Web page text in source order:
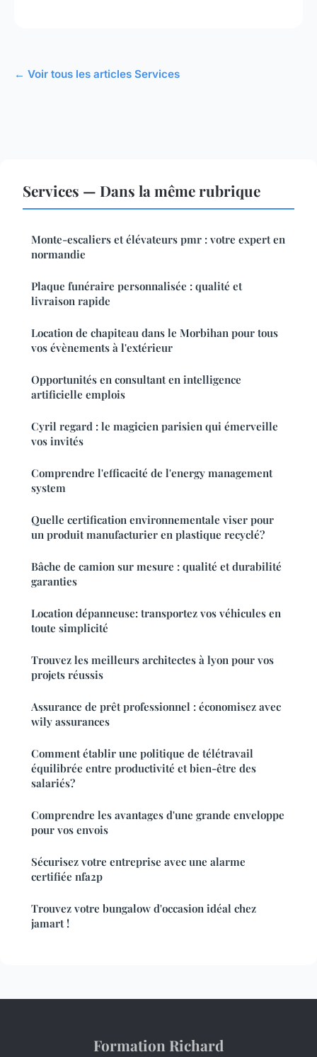
← Voir tous les articles Services
Services — Dans la même rubrique
Monte-escaliers et élévateurs pmr : votre expert en
normandie
Plaque funéraire personnalisée : qualité et
livraison rapide
Location de chapiteau dans le Morbihan pour tous
vos évènements à l'extérieur
Opportunités en consultant en intelligence
artificielle emplois
Cyril regard : le magicien parisien qui émerveille
vos invités
Comprendre l'efficacité de l'energy management
system
Quelle certification environnementale viser pour
un produit manufacturier en plastique recyclé?
Bâche de camion sur mesure : qualité et durabilité
garanties
Location dépanneuse: transportez vos véhicules en
toute simplicité
Trouvez les meilleurs architectes à lyon pour vos
projets réussis
Assurance de prêt professionnel : économisez avec
wily assurances
Comment établir une politique de télétravail
équilibrée entre productivité et bien-être des
salariés?
Comprendre les avantages d'une grande enveloppe
pour vos envois
Sécurisez votre entreprise avec une alarme
certifiée nfa2p
Trouvez votre bungalow d'occasion idéal chez
jamart !
Formation Richard